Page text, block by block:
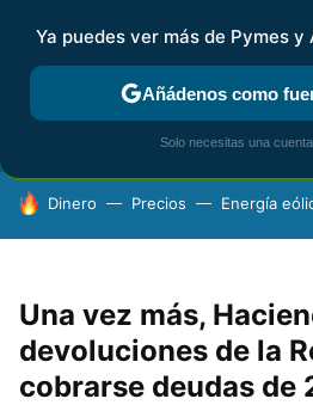
FISCALIDAD Y CONTABILIDAD
HOY SE HABLA DE
Dinero Precios Energía
Una vez más,
devoluciones de la
cobrarse deudas de
Ya puedes ver más de Pymes y
Añádenos como
Solo necesitas una